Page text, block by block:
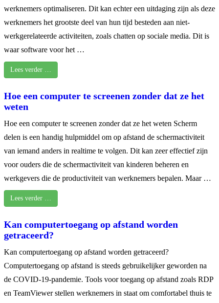
werknemers optimaliseren. Dit kan echter een uitdaging zijn als deze
werknemers het grootste deel van hun tijd besteden aan niet-
werkgerelateerde activiteiten, zoals chatten op sociale media. Dit is
waar software voor het …
Lees verder …
Hoe een computer te screenen zonder dat ze het
weten
Hoe een computer te screenen zonder dat ze het weten Scherm
delen is een handig hulpmiddel om op afstand de schermactiviteit
van iemand anders in realtime te volgen. Dit kan zeer effectief zijn
voor ouders die de schermactiviteit van kinderen beheren en
werkgevers die de productiviteit van werknemers bepalen. Maar …
Lees verder …
Kan computertoegang op afstand worden
getraceerd?
Kan computertoegang op afstand worden getraceerd?
Computertoegang op afstand is steeds gebruikelijker geworden na
de COVID-19-pandemie. Tools voor toegang op afstand zoals RDP
en TeamViewer stellen werknemers in staat om comfortabel thuis te